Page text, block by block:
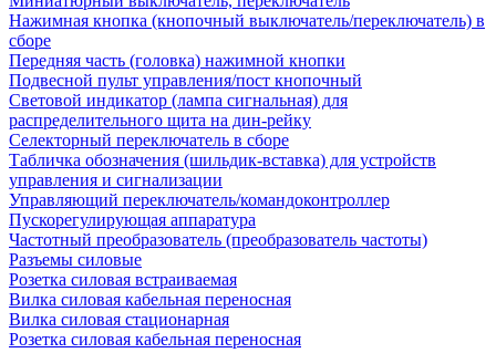
Нажимная кнопка (кнопочный выключатель/переключатель) в
сборе
Передняя часть (головка) нажимной кнопки
Подвесной пульт управления/пост кнопочный
Световой индикатор (лампа сигнальная) для
распределительного щита на дин-рейку
Селекторный переключатель в сборе
Табличка обозначения (шильдик-вставка) для устройств
управления и сигнализации
Управляющий переключатель/командоконтроллер
Пускорегулирующая аппаратура
Частотный преобразователь (преобразователь частоты)
Разъемы силовые
Розетка силовая встраиваемая
Вилка силовая кабельная переносная
Вилка силовая стационарная
Розетка силовая кабельная переносная